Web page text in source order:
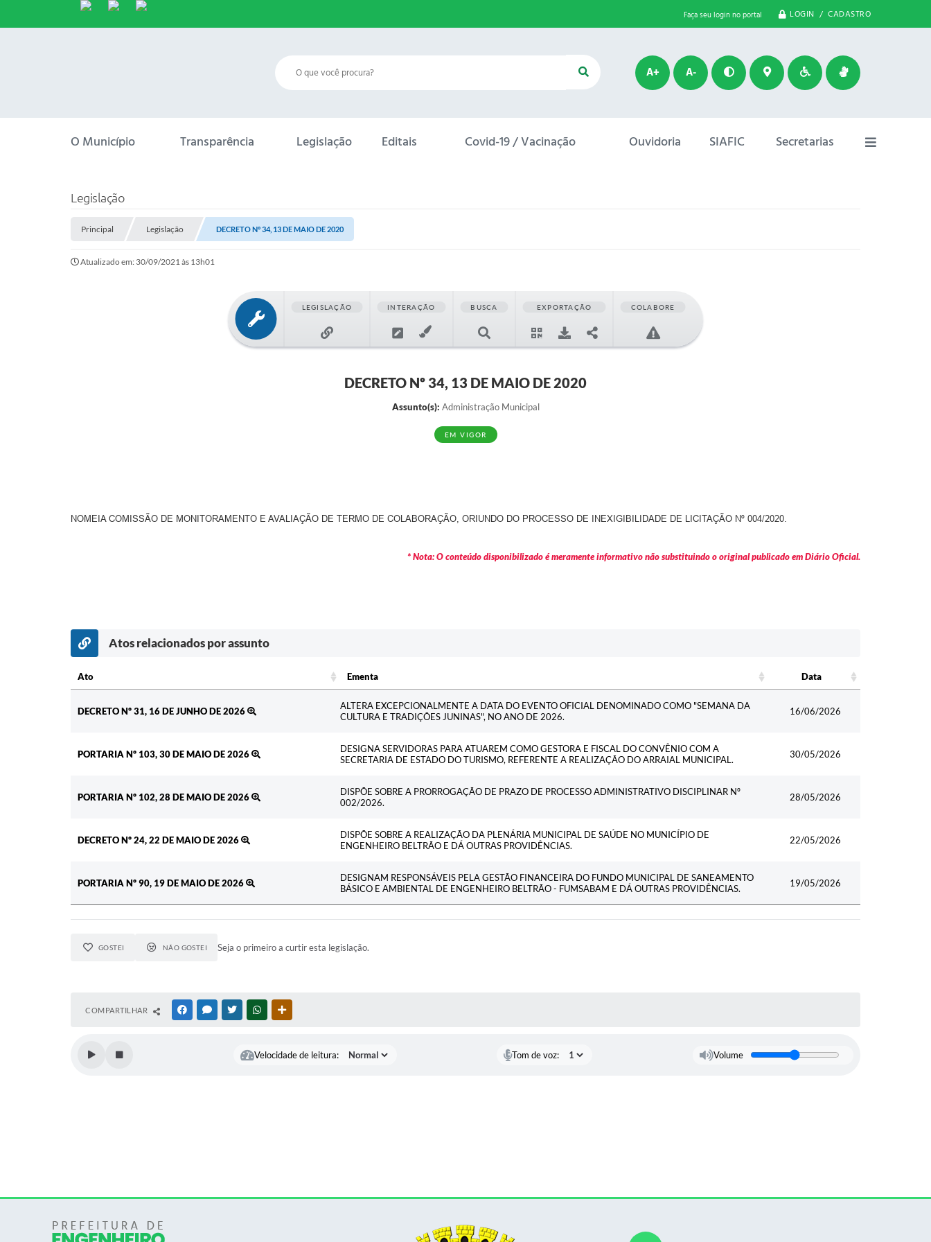
Faça seu login no portal LOGIN / CADASTRO
A+ A-
O Município Transparência Legislação Editais Covid-19 / Vacinação Ouvidoria SIAFIC Secretarias
Legislação
Principal Legislação DECRETO Nº 34, 13 DE MAIO DE 2020
Atualizado em: 30/09/2021 às 13h01
LEGISLAÇÃO INTERAÇÃO BUSCA EXPORTAÇÃO COLABORE
DECRETO Nº 34, 13 DE MAIO DE 2020
Assunto(s): Administração Municipal
EM VIGOR
NOMEIA COMISSÃO DE MONITORAMENTO E AVALIAÇÃO DE TERMO DE COLABORAÇÃO, ORIUNDO DO PROCESSO DE INEXIGIBILIDADE DE LICITAÇÃO Nº 004/2020.
* Nota: O conteúdo disponibilizado é meramente informativo não substituindo o original publicado em Diário Oficial.
Atos relacionados por assunto
Ato Ementa
Data
DECRETO Nº 31, 16 DE JUNHO DE 2026
ALTERA EXCEPCIONALMENTE A DATA DO EVENTO OFICIAL DENOMINADO COMO "SEMANA DA
CULTURA E TRADIÇÕES JUNINAS", NO ANO DE 2026.
16/06/2026
PORTARIA Nº 103, 30 DE MAIO DE 2026
DESIGNA SERVIDORAS PARA ATUAREM COMO GESTORA E FISCAL DO CONVÊNIO COM A
SECRETARIA DE ESTADO DO TURISMO, REFERENTE A REALIZAÇÃO DO ARRAIAL MUNICIPAL.
30/05/2026
PORTARIA Nº 102, 28 DE MAIO DE 2026
DISPÕE SOBRE A PRORROGAÇÃO DE PRAZO DE PROCESSO ADMINISTRATIVO DISCIPLINAR Nº
002/2026.
28/05/2026
DECRETO Nº 24, 22 DE MAIO DE 2026
DISPÕE SOBRE A REALIZAÇÃO DA PLENÁRIA MUNICIPAL DE SAÚDE NO MUNICÍPIO DE
ENGENHEIRO BELTRÃO E DÁ OUTRAS PROVIDÊNCIAS.
22/05/2026
PORTARIA Nº 90, 19 DE MAIO DE 2026
DESIGNAM RESPONSÁVEIS PELA GESTÃO FINANCEIRA DO FUNDO MUNICIPAL DE SANEAMENTO
BÁSICO E AMBIENTAL DE ENGENHEIRO BELTRÃO - FUMSABAM E DÁ OUTRAS PROVIDÊNCIAS.
19/05/2026
GOSTEI NÃO GOSTEI Seja o primeiro a curtir esta legislação.
COMPARTILHAR FACEBOOKMESSENGER
TWITTERWHATSAPP
Velocidade de leitura: Tom de voz: Volume